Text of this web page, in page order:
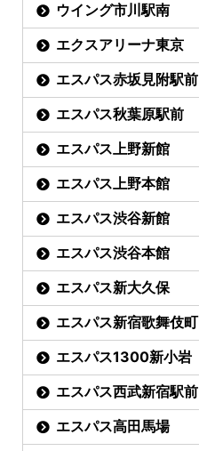
ウイング市川駅南
エクスアリーナ東京
エスパス赤坂見附駅前
エスパス秋葉原駅前
エスパス上野新館
エスパス上野本館
エスパス渋谷新館
エスパス渋谷本館
エスパス新大久保
エスパス新宿歌舞伎町
エスパス1300新小岩
エスパス西武新宿駅前
エスパス高田馬場